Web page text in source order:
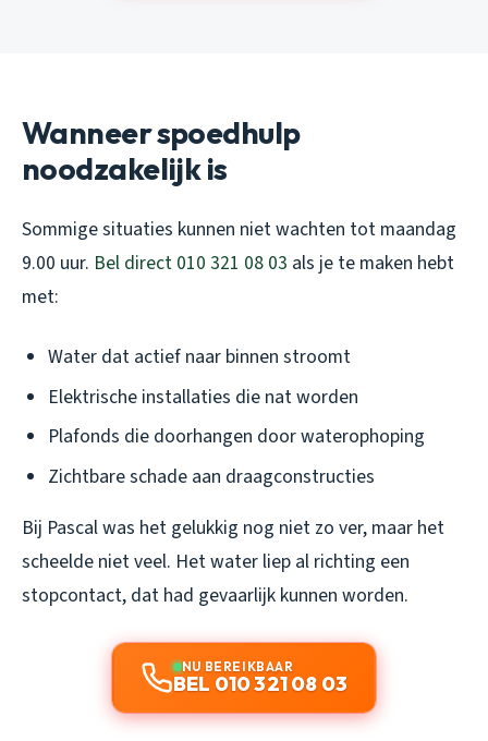
Wanneer spoedhulp
noodzakelijk is
Sommige situaties kunnen niet wachten tot maandag
9.00 uur. Bel direct 010 321 08 03 als je te maken hebt
met:
Water dat actief naar binnen stroomt
Elektrische installaties die nat worden
Plafonds die doorhangen door waterophoping
Zichtbare schade aan draagconstructies
Bij Pascal was het gelukkig nog niet zo ver, maar het
scheelde niet veel. Het water liep al richting een
stopcontact, dat had gevaarlijk kunnen worden.
NU BEREIKBAAR
BEL 010 321 08 03